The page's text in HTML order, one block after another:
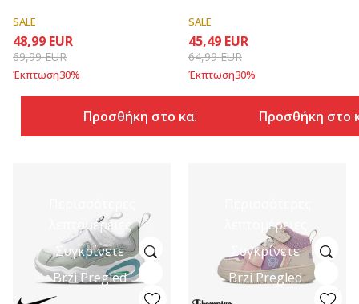
SALE
48,99 EUR
69,99EUR
Έκπτωση30%
Προσθήκη στο καλάθι
SALE
45,49 EUR
64,99EUR
Έκπτωση30%
Προσθήκη στο
λεπτομέρειες
Συγκρίνετε
Brzi Pregled
λεπτομέρειες
Συγκρίνετε
Brzi Pregled